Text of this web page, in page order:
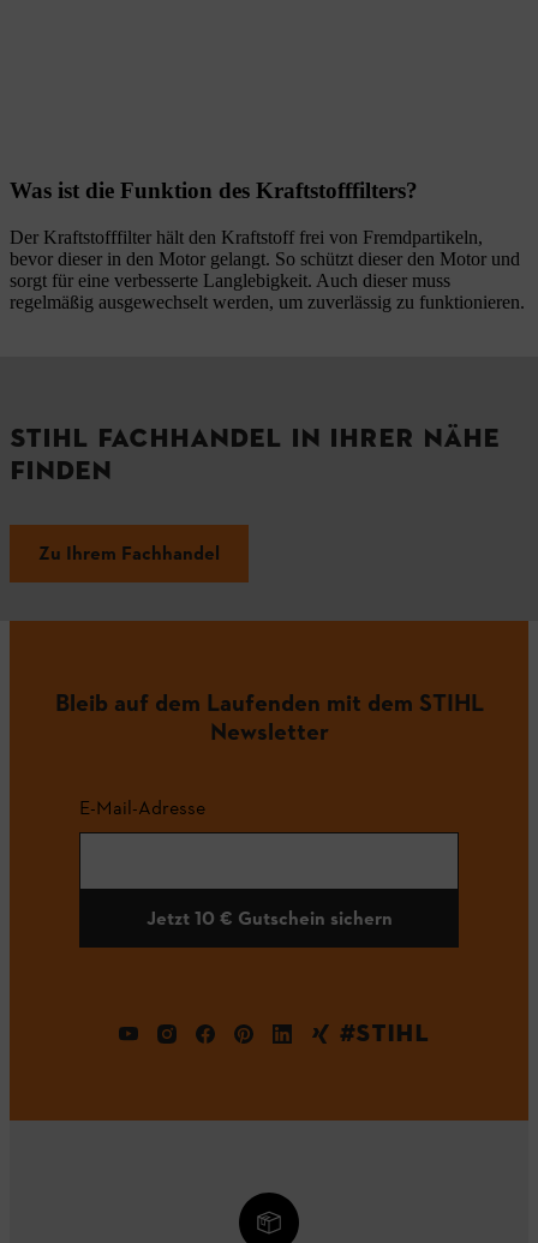
Was ist die Funktion des Kraftstofffilters?
Der Kraftstofffilter hält den Kraftstoff frei von Fremdpartikeln,
bevor dieser in den Motor gelangt. So schützt dieser den Motor und
sorgt für eine verbesserte Langlebigkeit. Auch dieser muss
regelmäßig ausgewechselt werden, um zuverlässig zu funktionieren.
STIHL FACHHANDEL IN IHRER NÄHE
FINDEN
Zu Ihrem Fachhandel
Bleib auf dem Laufenden mit dem STIHL
Newsletter
E-Mail-Adresse
Jetzt 10 € Gutschein sichern
#STIHL